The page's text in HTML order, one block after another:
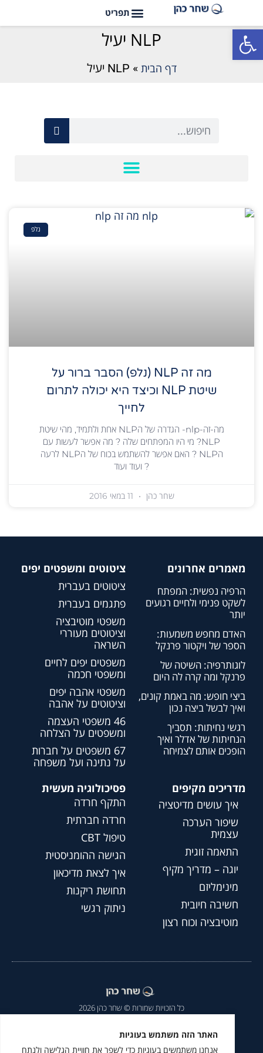
פתח סרגל נגישות
האתר הזה משתמש בעוגיות
אנחנו משתמשים בעוגיות כדי לשפר את חוויית הגלישה ולנתח
NLP יעיל
דף הבית » NLP יעיל
נלפ
מה זה NLP (נלפ) הסבר ברור על
שיטת NLP וכיצד היא יכולה לתרום
לחייך
מה-זה-nlp- הגדרה של הNLP אחת ולתמיד, מהי שיטת
NLP? מי היו המפתחים שלה ? מה אפשר לעשות עם
הNLP ? האם אפשר להשתמש בכוח של הNLP לרעה
? ועוד ועוד
שחר כהן
מאמרים אחרונים
הרפיה נפשית: המפתח
לשקט פנימי ולחיים רגועים
יותר
האדם מחפש משמעות:
הספר של ויקטור פרנקל
לוגותרפיה: השיטה של
פרנקל ומה קרה לה היום
ביצי חופש: מה באמת קונים,
ואיך לבשל ביצה נכון
רגשי נחיתות: תסביך
הנחיתות של אדלר ואיך
הופכים אותם לצמיחה
ציטוטים ומשפטים יפים
ציטוטים בעברית
פתגמים בעברית
משפטי מוטיבציה
וציטוטים מעוררי
השראה
משפטים יפים לחיים
ומשפטי חכמה
משפטי אהבה יפים
וציטוטים על אהבה
46 משפטי העצמה
ומשפטים על הצלחה
67 משפטים על חברות
על נתינה ועל משפחה
מדריכים מקיפים
איך עושים מדיטציה
שיפור הערכה
עצמית
התאמה זוגית
יוגה – מדריך מקיף
מינימליזם
חשיבה חיובית
מוטיבציה וכוח רצון
פסיכולוגיה מעשית
התקף חרדה
חרדה חברתית
טיפול CBT
הגישה ההומניסטית
איך לצאת מדיכאון
תחושת ריקנות
ניתוק רגשי
כל הזכויות שמורות © שחר כהן 2026
הצהרת נגישות|מדיניות פרטיות